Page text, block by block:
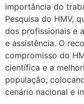
importância do
Pesquisa do HMV,
dos profissionais e
e assistência. O
compromisso do
científica e a
população,
cenário nacional e